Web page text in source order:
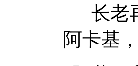
长老
阿卡基